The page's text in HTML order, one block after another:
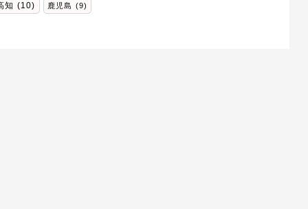
知 (10) 鹿児島 (9)